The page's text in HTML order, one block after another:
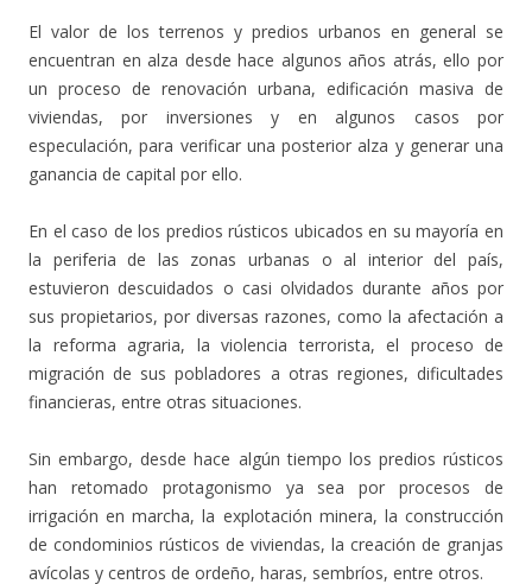
El valor de los terrenos y predios urbanos en general se
encuentran en alza desde hace algunos años atrás, ello por
un proceso de renovación urbana, edificación masiva de
viviendas, por inversiones y en algunos casos por
especulación, para verificar una posterior alza y generar una
ganancia de capital por ello.
En el caso de los predios rústicos ubicados en su mayoría en
la periferia de las zonas urbanas o al interior del país,
estuvieron descuidados o casi olvidados durante años por
sus propietarios, por diversas razones, como la afectación a
la reforma agraria, la violencia terrorista, el proceso de
migración de sus pobladores a otras regiones, dificultades
financieras, entre otras situaciones.
Sin embargo, desde hace algún tiempo los predios rústicos
han retomado protagonismo ya sea por procesos de
irrigación en marcha, la explotación minera, la construcción
de condominios rústicos de viviendas, la creación de granjas
avícolas y centros de ordeño, haras, sembríos, entre otros.